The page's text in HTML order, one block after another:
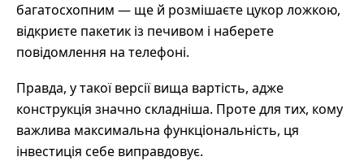
багатосхопним — ще й розмішаєте цукор ложкою,
відкриєте пакетик із печивом і наберете
повідомлення на телефоні.
Правда, у такої версії вища вартість, адже
конструкція значно складніша. Проте для тих, кому
важлива максимальна функціональність, ця
інвестиція себе виправдовує.